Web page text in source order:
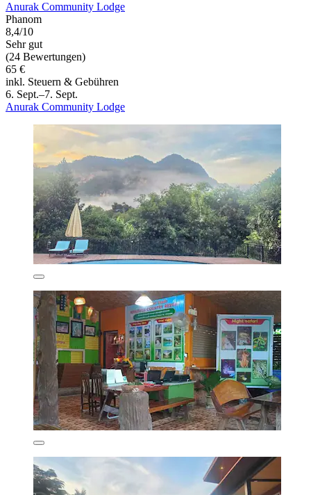
Anurak Community Lodge
Phanom
8,4/10
Sehr gut
(24 Bewertungen)
65 €
inkl. Steuern & Gebühren
6. Sept.–7. Sept.
Anurak Community Lodge